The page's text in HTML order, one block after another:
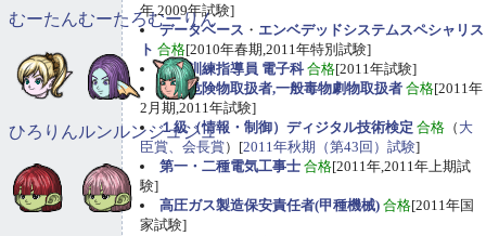
年,2009年試験]
データベース ・ エンベデッドシステムスペシャリス
ト 合格[2010年春期,2011年特別試験]
職業訓練指導員 電子科 合格[2011年試験]
甲種危険物取扱者,一般毒物劇物取扱者 合格[2011年
2月期,2011年試験]
１級（情報・制御）ディジタル技術検定 合格 （ 大
臣賞、会長賞）[2011年秋期（第43回）試験]
第一・二種電気工事士 合格[2011年,2011年上期試
験]
高圧ガス製造保安責任者(甲種機械) 合格[2011年国
家試験]
むーたんむーたろむーりん
ひろりんルンルンジュジュ